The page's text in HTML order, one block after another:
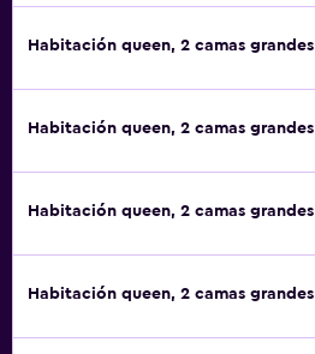
Habitación queen, 2 camas grandes
Habitación queen, 2 camas grandes
Habitación queen, 2 camas grandes
Habitación queen, 2 camas grandes